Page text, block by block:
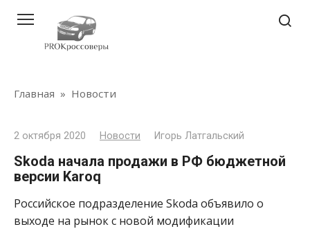
контенту
Главная » Новости
2 октября 2020 Новости Игорь Латгальский
Skoda начала продажи в РФ бюджетной
версии Karoq
Российское подразделение Skoda объявило о
выходе на рынок с новой модификации